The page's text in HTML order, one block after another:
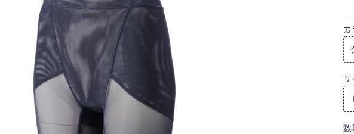
上
下
矢
印
キ
ー
ま
た
サ
数